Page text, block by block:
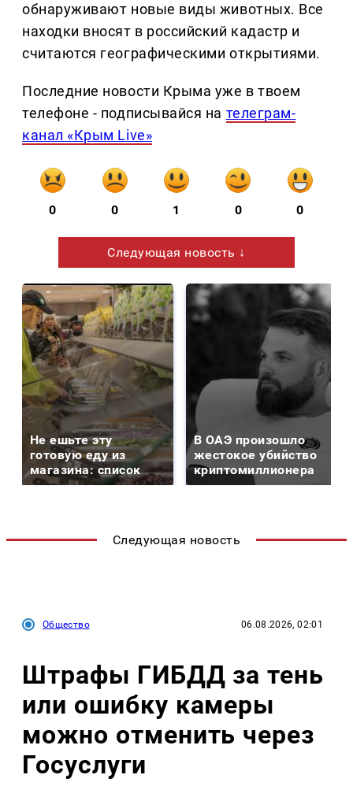
обнаруживают новые виды животных. Все
находки вносят в российский кадастр и
считаются географическими открытиями.
Последние новости Крыма уже в твоем
телефоне - подписывайся на телеграм-
канал «Крым Live»
0 0 1 0 0
Следующая новость ↓
Не ешьте эту
готовую еду из
магазина: список
В ОАЭ произошло
жестокое убийство
криптомиллионера
Следующая новость
Общество 06.08.2026, 02:01
Штрафы ГИБДД за тень
или ошибку камеры
можно отменить через
Госуслуги